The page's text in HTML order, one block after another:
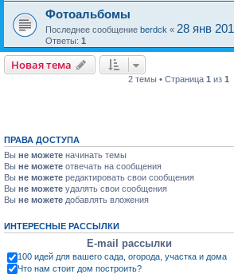
Фотоальбомы
Последнее сообщение berdck « 28 янв
Ответы: 1
Новая тема
2 темы • Страница 1 из 1
ПРАВА ДОСТУПА
Вы не можете начинать темы
Вы не можете отвечать на сообщения
Вы не можете редактировать свои сообщения
Вы не можете удалять свои сообщения
Вы не можете добавлять вложения
ИНТЕРЕСНЫЕ РАССЫЛКИ
E-mail рассылки
100 идей для вашего сада, огорода, участка и дома
Что нам стоит дом построить?